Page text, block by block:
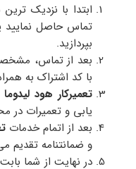
ابتدا با نزدیک
تماس حاصل نمایید
بپردازید.
بعد از تماس،
با کد اشتراک به
تعمیرکار هود لیدوما
یابی و تعمیرات در
بعد از اتمام خدمات
و ضمانتنامه تقدیم
در نهایت از شما